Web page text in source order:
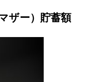
ザー）貯蓄額